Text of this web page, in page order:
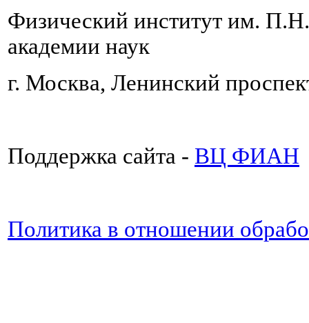
Физический институт им.
академии наук
г. Москва, Ленинский
Поддержка сайта - ВЦ ФИАН
Политика в отношении